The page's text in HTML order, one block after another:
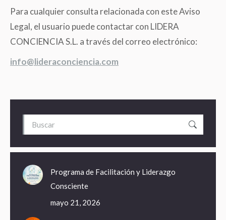
Para cualquier consulta relacionada con este Aviso
Legal, el usuario puede contactar con LIDERA
CONCIENCIA S.L. a través del correo electrónico:
info@lideraconciencia.com
Search:
Programa de Facilitación y Liderazgo
Consciente
mayo 21, 2026